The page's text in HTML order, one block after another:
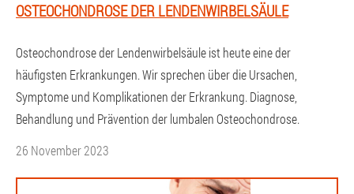
OSTEOCHONDROSE DER LENDENWIRBELSÄULE
Osteochondrose der Lendenwirbelsäule ist heute eine der
häufigsten Erkrankungen. Wir sprechen über die Ursachen,
Symptome und Komplikationen der Erkrankung. Diagnose,
Behandlung und Prävention der lumbalen Osteochondrose.
26 November 2023